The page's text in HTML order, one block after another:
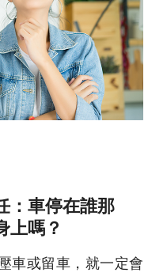
：車停在誰那
上嗎？
車或留車，就一定會